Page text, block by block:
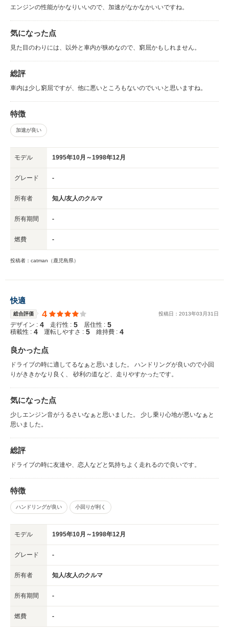
エンジンの性能がかなりいいので、加速がなかなかいいですね。
気になった点
見た目のわりには、以外と車内が狭めなので、窮屈かもしれません。
総評
車内は少し窮屈ですが、他に悪いところもないのでいいと思いますね。
特徴
加速が良い
モデル 1995年10月～1998年12月
グレード -
所有者 知人/友人のクルマ
所有期間 -
燃費 -
投稿者：catman（鹿児島県）
快適
総合評価 4 投稿日： 2013年03 月31 日
デザイン : 4 走行性 : 5 居住性 : 5
積載性 : 4 運転しやすさ : 5 維持費 : 4
良かった点
ドライブの時に適してるなぁと思いました。 ハンドリングが良いので小回
りがききかなり良く、 砂利の道など、走りやすかったです。
気になった点
少しエンジン音がうるさいなぁと思いました。 少し乗り心地が悪いなぁと
思いました。
総評
ドライブの時に友達や、恋人などと気持ちよく走れるので良いです。
特徴
ハンドリングが良い 小回りが利く
モデル 1995年10月～1998年12月
グレード -
所有者 知人/友人のクルマ
所有期間 -
燃費 -